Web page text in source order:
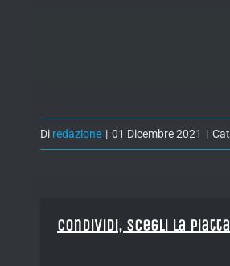
Di redazione | 01 Dicembre 2021 |
Condividi, Scegli la